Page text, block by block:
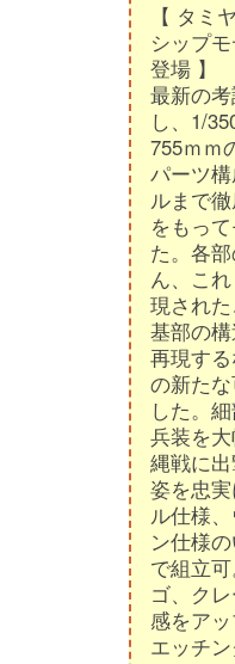
【 タミ
シップ
登場 】
最新の
し、1/
755ｍｍ
パーツ
ルまで
をもっ
た。各
ん、こ
現され
基部の
再現す
の新た
した。
兵装を
縄戦に
姿を忠
ル仕様
ン仕様
で組立
ゴ、ク
感をア
エッチ